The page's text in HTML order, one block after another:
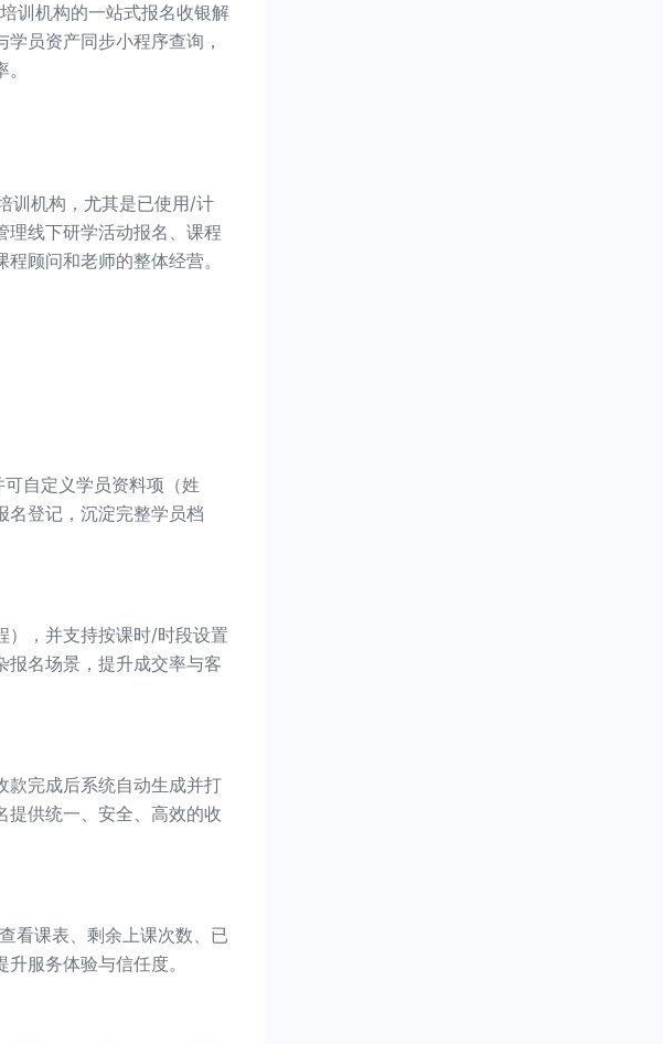
训机构的一站式报名收银解
员资产同步小程序查询，
训机构，尤其是已使用/计
理线下研学活动报名、课程
顾问和老师的整体经营。
自定义学员资料项（姓
名登记，沉淀完整学员档
），并支持按课时/时段设置
报名场景，提升成交率与客
款完成后系统自动生成并打
提供统一、安全、高效的收
看课表、剩余上课次数、已
服务体验与信任度。